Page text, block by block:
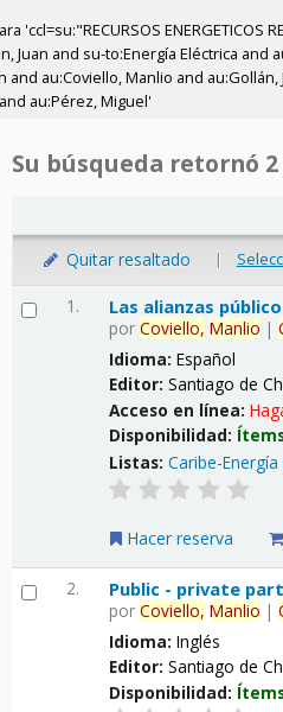
'ccl=su:"RECURSOS
Juan and su-to:Energía Eléctrica
and au:Coviello, Manlio and
au:Pérez, Miguel'
Su búsqueda retornó
Quitar resaltado |
1. Las alianzas
porCoviello, Manlio |
Idioma:Español
Editor:Santiago de
Acceso en línea:
Disponibilidad:
Listas: Caribe-
Hacer reserva
2. Public - private
porCoviello, Manlio |
Idioma:Inglés
Editor:Santiago de
Disponibilidad: